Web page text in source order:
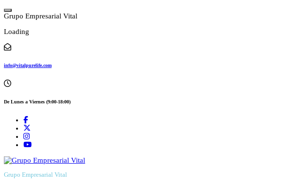
Skip
to
Grupo Empresarial Vital
Loading
info@vitalpurelife.com
De Lunes a Viernes (9:00-18:00)
Grupo Empresarial Vital